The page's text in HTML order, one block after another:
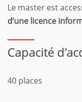
Le master est
d’une licence
Capacité
40 places